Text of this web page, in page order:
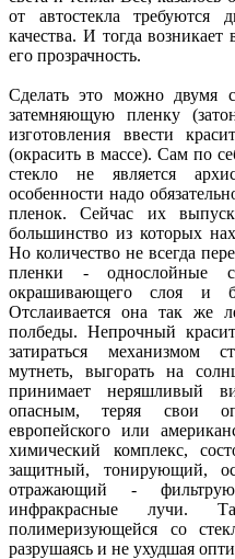
от автостекла требуются
качества. И тогда
его прозрачность.
Сделать это можно двумя
затемняющую пленку
изготовления ввести
(окрасить в массе). Сам по
стекло не является
особенности надо
пленок. Сейчас их
большинство из которых
Но количество не всегда
пленки - однослойные с
окрашивающего слоя и
Отслаивается она так же
полбеды. Непрочный
затираться механизмом
мутнеть, выгорать на
принимает неряшливый
опасным, теряя свои
европейского или
химический комплекс,
защитный, тонирующий,
отражающий -
инфракрасные лучи.
полимеризующейся со
разрушаясь и не ухудшая